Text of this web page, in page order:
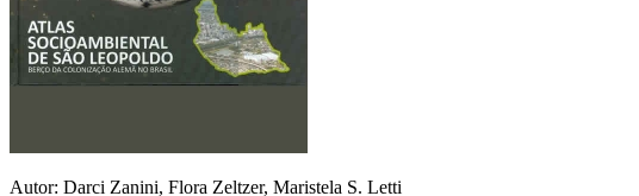
Autor: Darci Zanini, Flora Zeltzer, Maristela S. Letti